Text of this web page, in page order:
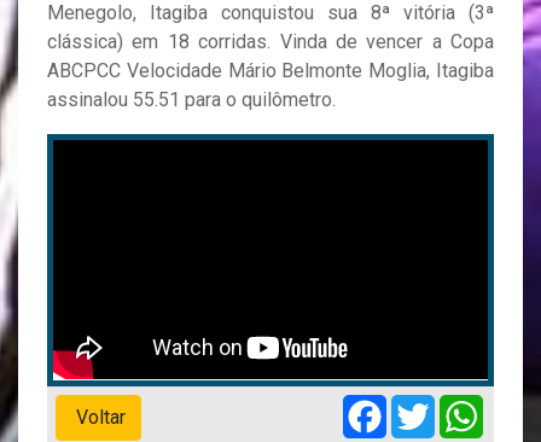
Menegolo, Itagiba conquistou sua 8ª vitória (3ª
clássica) em 18 corridas. Vinda de vencer a Copa
ABCPCC Velocidade Mário Belmonte Moglia, Itagiba
assinalou 55.51 para o quilômetro.
Voltar
Facebook
Twitter